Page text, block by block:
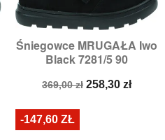
Śniegowce MRUGAŁA Iwo
Black 7281/5 90
Cena
369,00 zł Cena
258,30 zł
-147,60 ZŁ